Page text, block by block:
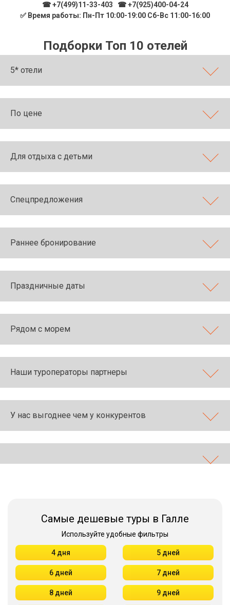
☎ +7(499)11-33-403
☎ +7(925)400-04-24
✅ Время работы: Пн-Пт 10:00-19:00 Сб-Вс 11:00-16:00
Подборки Топ 10 отелей
5* отели
По цене
Для отдыха с детьми
Спецпредложения
Раннее бронирование
Праздничные даты
Рядом с морем
Наши туроператоры партнеры
У нас выгоднее чем у конкурентов
Самые дешевые туры в Галле
Используйте удобные фильтры
4 дня 5 дней
6 дней 7 дней
8 дней 9 дней